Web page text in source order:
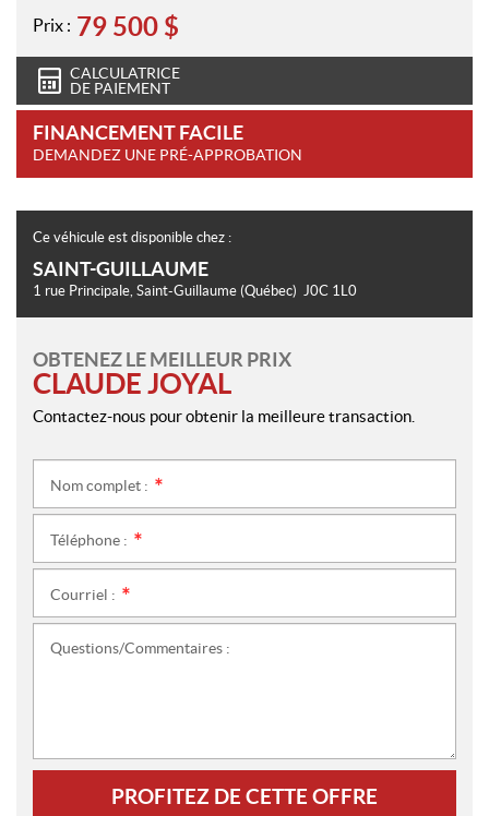
Prix : 79 500 $
CALCULATRICE
DE PAIEMENT
FINANCEMENT FACILE
DEMANDEZ UNE PRÉ-APPROBATION
Ce véhicule est disponible chez :
SAINT-GUILLAUME
1 rue Principale, Saint-Guillaume (Québec) J0C 1L0
OBTENEZ LE MEILLEUR PRIX
CLAUDE JOYAL
Contactez-nous pour obtenir la meilleure transaction.
Nom complet :
Téléphone :
Courriel :
Questions/Commentaires :
PROFITEZ DE CETTE OFFRE